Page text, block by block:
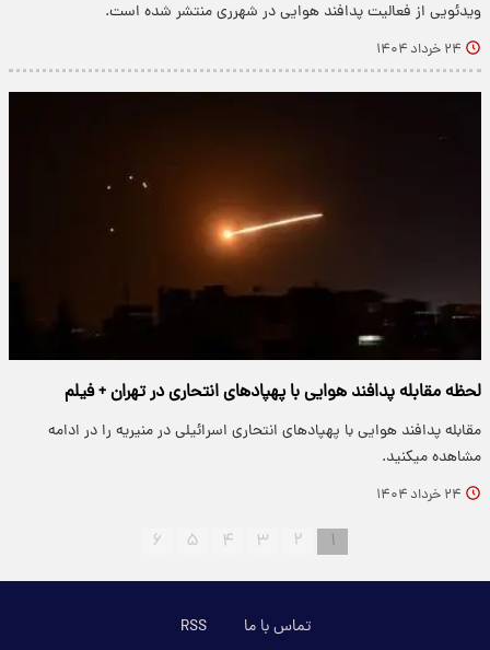
ویدئویی از فعالیت پدافند هوایی در شهرری منتشر شده است.
۲۴ خرداد ۱۴۰۴
لحظه مقابله پدافند هوایی با پهپادهای انتحاری در تهران + فیلم
مقابله پدافند هوایی با پهپادهای انتحاری اسرائیلی در منیریه را در ادامه
مشاهده میکنید.
۲۴ خرداد ۱۴۰۴
۱ ۲ ۳ ۴ ۵ ۶
تماس با ما RSS